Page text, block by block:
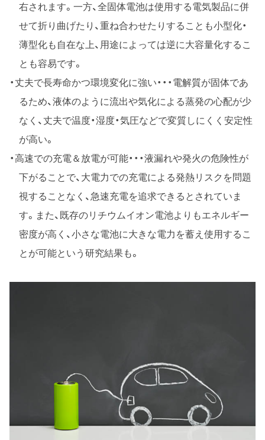
右されます。一方、全固体電池は使用する電気製品に併
せて折り曲げたり、重ね合わせたりすることも小型化・
薄型化も自在な上、用途によっては逆に大容量化するこ
とも容易です。
丈夫で長寿命かつ環境変化に強い・・・電解質が固体であ
るため、液体のように流出や気化による蒸発の心配が少
なく、丈夫で温度・湿度・気圧などで変質しにくく安定性
が高い。
高速での充電＆放電が可能・・・液漏れや発火の危険性が
下がることで、大電力での充電による発熱リスクを問題
視することなく、急速充電を追求できるとされていま
す。また、既存のリチウムイオン電池よりもエネルギー
密度が高く、小さな電池に大きな電力を蓄え使用するこ
とが可能という研究結果も。